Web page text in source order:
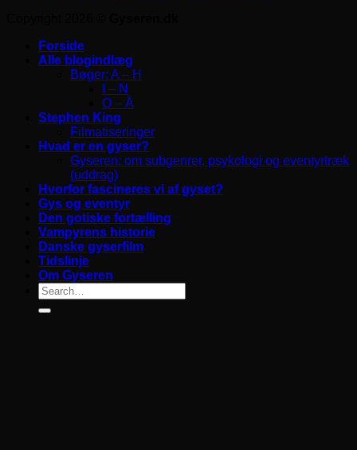
Forside
Alle blogindlæg
Bøger: A – H
I – N
O – Å
Stephen King
Filmatiseringer
Hvad er en gyser?
Gyseren: om subgenrer, psykologi og eventyrtræk
(uddrag)
Hvorfor fascineres vi af gyset?
Gys og eventyr
Den gotiske fortælling
Vampyrens historie
Danske gyserfilm
Tidslinje
Om Gyseren